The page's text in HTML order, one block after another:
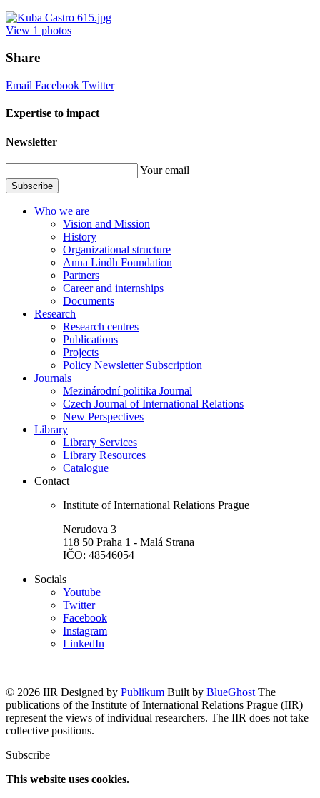
View 1 photos
Share
Email Facebook Twitter
Expertise to impact
Newsletter
Your email
Subscribe
Who we are
Vision and Mission
History
Organizational structure
Anna Lindh Foundation
Partners
Career and internships
Documents
Research
Research centres
Publications
Projects
Policy Newsletter Subscription
Journals
Mezinárodní politika Journal
Czech Journal of International Relations
New Perspectives
Library
Library Services
Library Resources
Catalogue
Contact
Institute of International Relations Prague
Nerudova 3
118 50 Praha 1 - Malá Strana
IČO: 48546054
Socials
Youtube
Twitter
Facebook
Instagram
LinkedIn
© 2026 IIR Designed by Publikum Built by BlueGhost The
publications of the Institute of International Relations Prague (IIR)
represent the views of individual researchers. The IIR does not take
collective positions.
Subscribe
This website uses cookies.